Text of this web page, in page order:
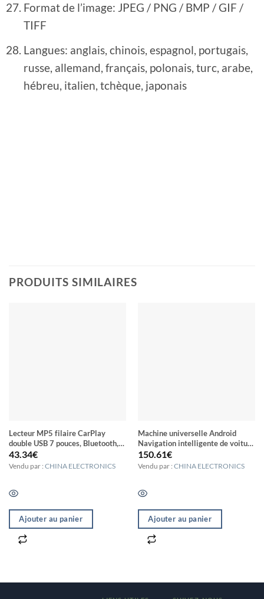
Format de l’image: JPEG / PNG / BMP / GIF /
TIFF
Langues: anglais, chinois, espagnol, portugais,
russe, allemand, français, polonais, turc, arabe,
hébreu, italien, tchèque, japonais
PRODUITS SIMILAIRES
Lecteur MP5 filaire CarPlay
double USB 7 pouces, Bluetooth,
grand écran, commande centrale
de voiture, spécifications :
43.34€
Vendu par : CHINA ELECTRONICS
Ajouter au panier
Machine universelle Android
Navigation intelligente de voiture
de navigation DVD Machine
intégrée vidéo d’inversion, taille:
150.61€
Vendu par : CHINA ELECTRONICS
Ajouter au panier